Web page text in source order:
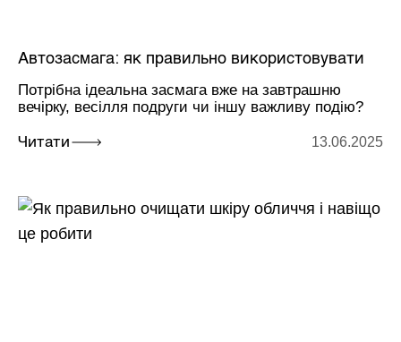
Автозасмага: як правильно використовувати
Потрібна ідеальна засмага вже на завтрашню
вечірку, весілля подруги чи іншу важливу подію?
Читати 13.06.2025